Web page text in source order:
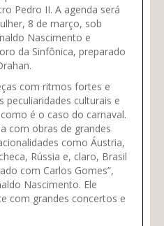
Pedro II. A agenda será
8 de março, sob
Nascimento e
da Sinfônica, preparado
com ritmos fortes e
peculiaridades culturais e
é o caso do carnaval.
com obras de grandes
como Áustria,
Rússia e, claro, Brasil
com Carlos Gomes”,
Nascimento. Ele
com grandes concertos e